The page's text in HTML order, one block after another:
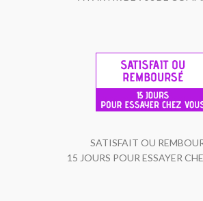
SATISFAIT OU
15 JOURS POUR ESSAYER